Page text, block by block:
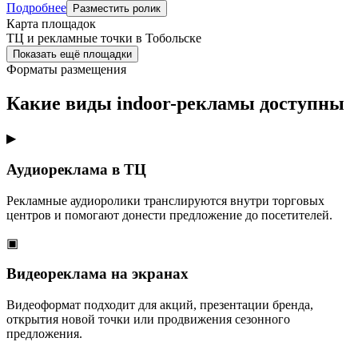
Подробнее
Разместить ролик
Карта площадок
ТЦ и рекламные точки в Тобольске
Показать ещё площадки
Форматы размещения
Какие виды indoor-рекламы доступны
▶
Аудиореклама в ТЦ
Рекламные аудиоролики транслируются внутри торговых
центров и помогают донести предложение до посетителей.
▣
Видеореклама на экранах
Видеоформат подходит для акций, презентации бренда,
открытия новой точки или продвижения сезонного
предложения.